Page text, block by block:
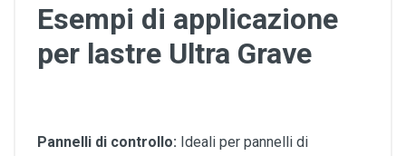
Esempi di applicazione
per lastre Ultra Grave
Pannelli di controllo: Ideali per pannelli di